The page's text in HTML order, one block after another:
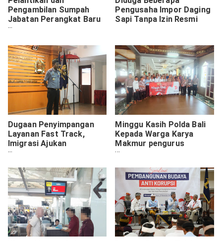
Pengambilan Sumpah
Jabatan Perangkat Baru
Desa Jeru, Tumpang
Pengusaha Impor Daging
Sapi Tanpa Izin Resmi
Dugaan Penyimpangan
Layanan Fast Track,
Imigrasi Ajukan
Penangguhan
Minggu Kasih Polda Bali
Kepada Warga Karya
Makmur pengurus
Musholla Al Fattah